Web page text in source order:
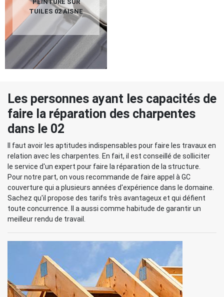
PEINTURE SUR
TUILES 02 AISNE
Les personnes ayant les capacités de
faire la réparation des charpentes
dans le 02
Il faut avoir les aptitudes indispensables pour faire les travaux en
relation avec les charpentes. En fait, il est conseillé de solliciter
le service d'un expert pour faire la réparation de la structure.
Pour notre part, on vous recommande de faire appel à GC
couverture qui a plusieurs années d'expérience dans le domaine.
Sachez qu'il propose des tarifs très avantageux et qui défient
toute concurrence. Il a aussi comme habitude de garantir un
meilleur rendu de travail.